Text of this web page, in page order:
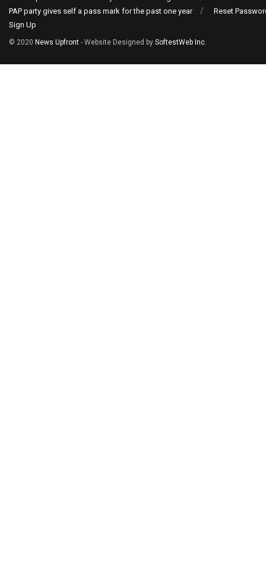
PAP party gives self a pass mark for the past one year
Reset
Sign Up
© 2020 News Upfront - Website Designed by SoftestWeb Inc.